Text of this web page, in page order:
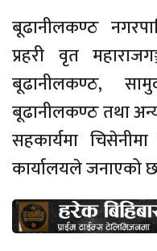
बूढानीलकण्ठ
प्रहरी वृत
बूढानीलकण्ठ,
बूढानीलकण्ठ तथा
सहकार्यमा
कार्यालयले जनाएको